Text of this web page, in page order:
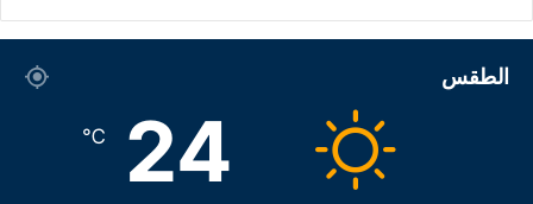
الطقس
24
℃